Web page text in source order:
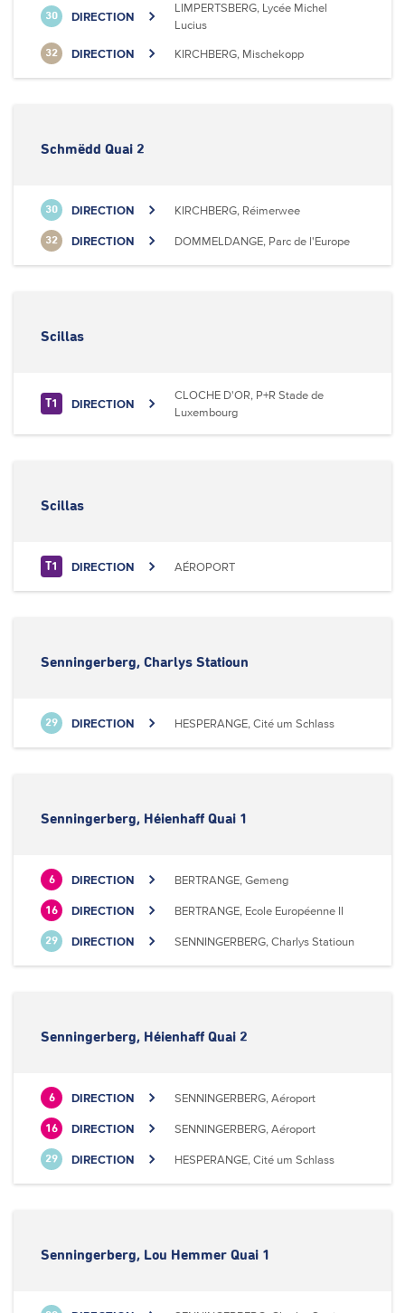
30 DIRECTION
LIMPERTSBERG, Lycée Michel
Lucius
32 DIRECTION KIRCHBERG, Mischekopp
Schmëdd Quai 2
30 DIRECTION KIRCHBERG, Réimerwee
32 DIRECTION DOMMELDANGE, Parc de l'Europe
Scillas
T1 DIRECTION
CLOCHE D'OR, P+R Stade de
Luxembourg
Scillas
T1 DIRECTION AÉROPORT
Senningerberg, Charlys Statioun
29 DIRECTION HESPERANGE, Cité um Schlass
Senningerberg, Héienhaff Quai 1
6 DIRECTION BERTRANGE, Gemeng
16 DIRECTION BERTRANGE, Ecole Européenne II
29 DIRECTION SENNINGERBERG, Charlys Statioun
Senningerberg, Héienhaff Quai 2
6 DIRECTION SENNINGERBERG, Aéroport
16 DIRECTION SENNINGERBERG, Aéroport
29 DIRECTION HESPERANGE, Cité um Schlass
Senningerberg, Lou Hemmer Quai 1